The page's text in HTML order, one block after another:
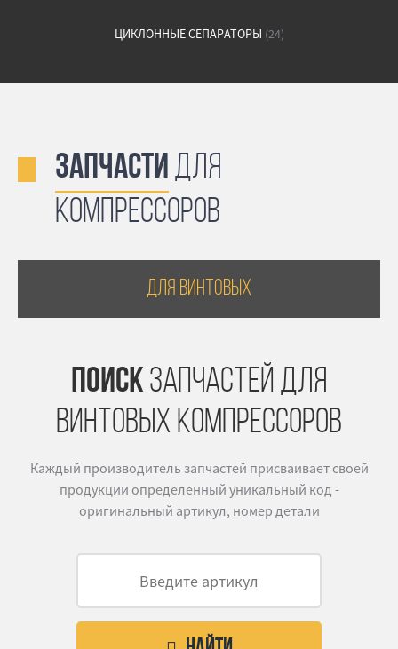
ЦИКЛОННЫЕ СЕПАРАТОРЫ (24)
Запчасти для
компрессоров
Для винтовых
ПОИСК ЗАПЧАСТЕЙ ДЛЯ
ВИНТОВЫХ КОМПРЕССОРОВ
Каждый производитель запчастей присваивает своей
продукции определенный уникальный код -
оригинальный артикул, номер детали